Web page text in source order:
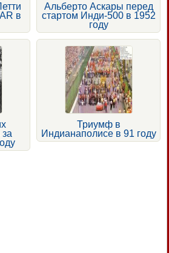
в
Альберто Аскары перед
стартом Инди-500 в 1952
году
Триумф в
Индианаполисе в 91 году